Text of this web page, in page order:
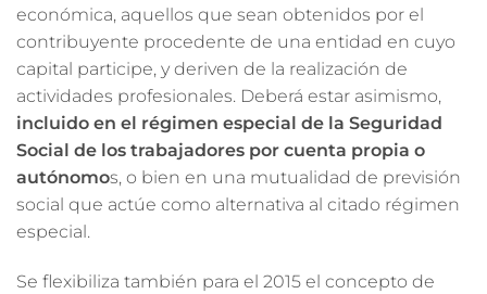
económica, aquellos que sean obtenidos por el
contribuyente procedente de una entidad en cuyo
capital participe, y deriven de la realización de
actividades profesionales. Deberá estar asimismo,
incluido en el régimen especial de la Seguridad
Social de los trabajadores por cuenta propia o
autónomos, o bien en una mutualidad de previsión
social que actúe como alternativa al citado régimen
especial.
Se flexibiliza también para el 2015 el concepto de